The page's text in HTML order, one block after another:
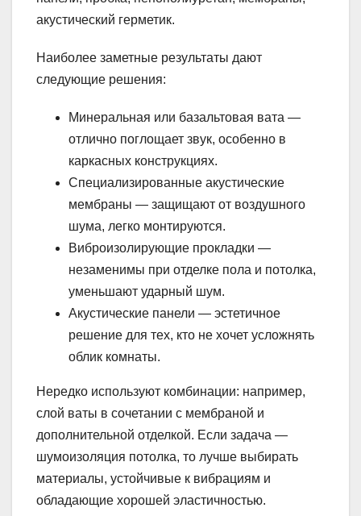
акустический герметик.
Наиболее заметные результаты дают
следующие решения:
Минеральная или базальтовая вата —
отлично поглощает звук, особенно в
каркасных конструкциях.
Специализированные акустические
мембраны — защищают от воздушного
шума, легко монтируются.
Виброизолирующие прокладки —
незаменимы при отделке пола и потолка,
уменьшают ударный шум.
Акустические панели — эстетичное
решение для тех, кто не хочет усложнять
облик комнаты.
Нередко используют комбинации: например,
слой ваты в сочетании с мембраной и
дополнительной отделкой. Если задача —
шумоизоляция потолка, то лучше выбирать
материалы, устойчивые к вибрациям и
обладающие хорошей эластичностью.